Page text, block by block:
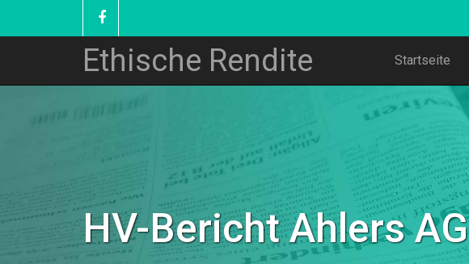
Ethische Rendite Startseite
HV-Bericht Ahlers AG